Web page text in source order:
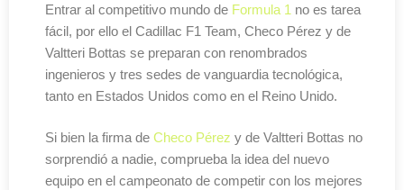
Entrar al competitivo mundo de Formula 1 no es tarea
fácil, por ello el Cadillac F1 Team, Checo Pérez y de
Valtteri Bottas se preparan con renombrados
ingenieros y tres sedes de vanguardia tecnológica,
tanto en Estados Unidos como en el Reino Unido.
Si bien la firma de Checo Pérez y de Valtteri Bottas no
sorprendió a nadie, comprueba la idea del nuevo
equipo en el campeonato de competir con los mejores